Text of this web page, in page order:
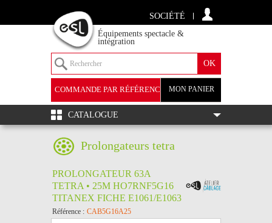
SOCIÉTÉ
Équipements spectacle &
intégration
MON PANIER
COMMANDE PAR RÉFÉRENCE
+
CATALOGUE
Prolongateurs tetra
PROLONGATEUR 63A
TETRA • 25M HO7RNF5G16
TITANEX FICHE E1061/E1063
Référence : CAB5G16A25